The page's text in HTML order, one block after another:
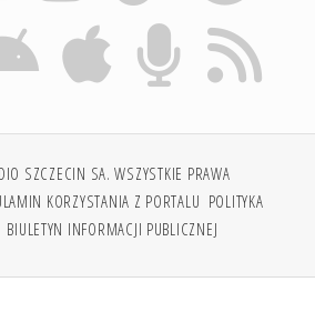
SZCZECIN SA. WSZYSTKIE PRAWA
KORZYSTANIA Z PORTALU POLITYKA
BIULETYN INFORMACJI PUBLICZNEJ